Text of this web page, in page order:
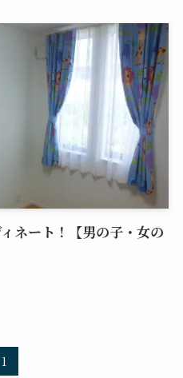
ネート！【男の子・女の
1